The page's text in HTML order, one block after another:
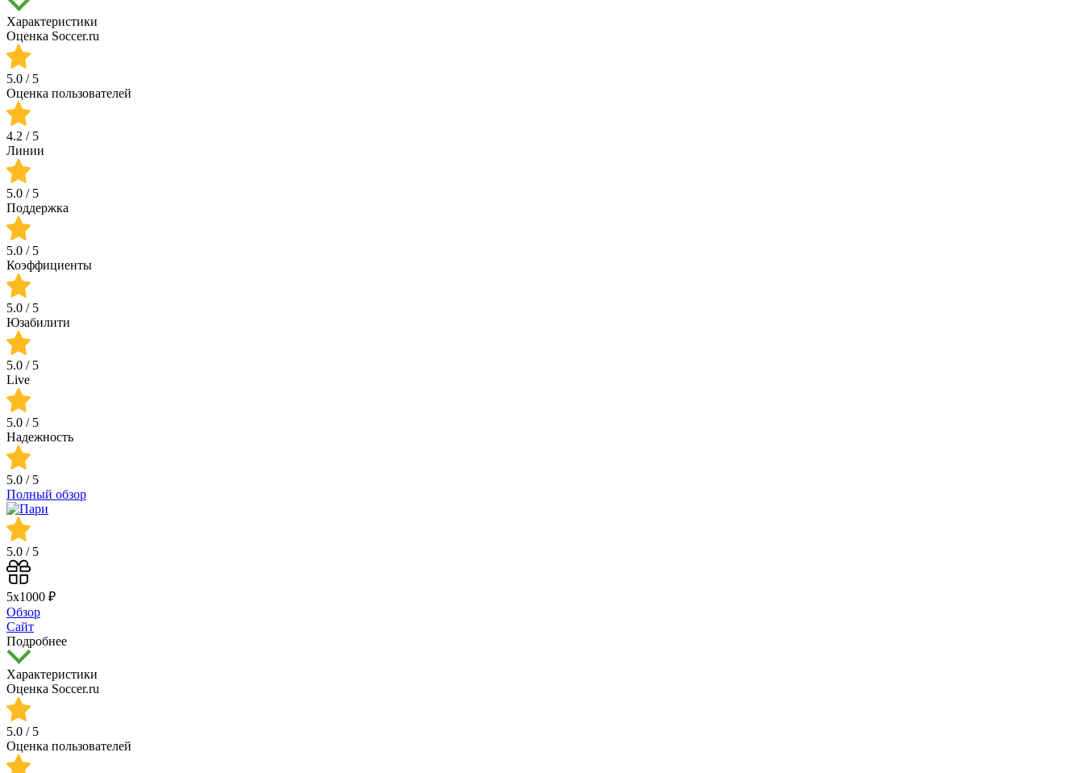
Характеристики
Оценка Soccer.ru
5.0 / 5
Оценка пользователей
4.2 / 5
Линии
5.0 / 5
Поддержка
5.0 / 5
Коэффициенты
5.0 / 5
Юзабилити
5.0 / 5
Live
5.0 / 5
Надежность
5.0 / 5
Полный обзор
5.0 / 5
5х1000 ₽
Обзор
Сайт
Подробнее
Характеристики
Оценка Soccer.ru
5.0 / 5
Оценка пользователей